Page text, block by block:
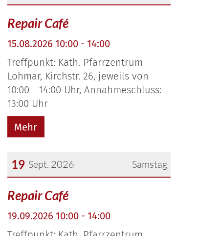
Datum: 15. August 2026
Repair Café
15.08.2026 10:00 - 14:00
Treffpunkt: Kath. Pfarrzentrum
Lohmar, Kirchstr. 26, jeweils von
10:00 - 14:00 Uhr, Annahmeschluss:
13:00 Uhr
Mehr
Samstag
19 Sept. 2026
Repair Café
19.09.2026 10:00 - 14:00